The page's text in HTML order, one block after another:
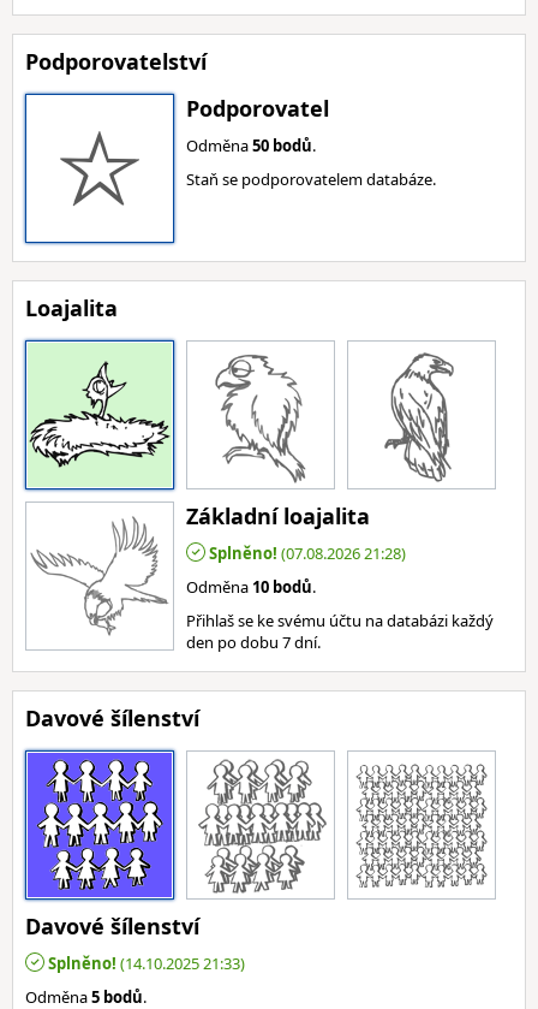
Podporovatelství
Podporovatel
Odměna50 bodů.
Staň se podporovatelem databáze.
Loajalita
Základní loajalita
Splněno! (07.08.2026 21:28)
Odměna 10 bodů.
Přihlaš se ke svému účtu na databázi každý
den po dobu 7 dní.
Davové šílenství
Davové šílenství
Splněno! (14.10.2025 21:33)
Odměna5 bodů.